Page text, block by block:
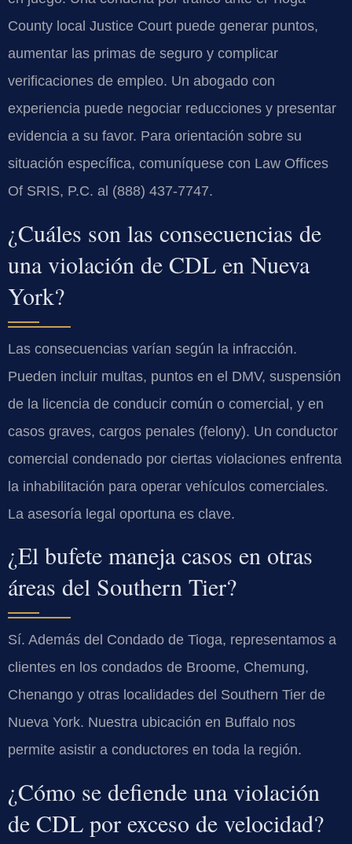
County local Justice Court puede generar puntos,
aumentar las primas de seguro y complicar
verificaciones de empleo. Un abogado con
experiencia puede negociar reducciones y presentar
evidencia a su favor. Para orientación sobre su
situación específica, comuníquese con Law Offices
Of SRIS, P.C. al (888) 437-7747.
¿Cuáles son las consecuencias de
una violación de CDL en Nueva
York?
Las consecuencias varían según la infracción.
Pueden incluir multas, puntos en el DMV, suspensión
de la licencia de conducir común o comercial, y en
casos graves, cargos penales (felony). Un conductor
comercial condenado por ciertas violaciones enfrenta
la inhabilitación para operar vehículos comerciales.
La asesoría legal oportuna es clave.
¿El bufete maneja casos en otras
áreas del Southern Tier?
Sí. Además del Condado de Tioga, representamos a
clientes en los condados de Broome, Chemung,
Chenango y otras localidades del Southern Tier de
Nueva York. Nuestra ubicación en Buffalo nos
permite asistir a conductores en toda la región.
¿Cómo se defiende una violación
de CDL por exceso de velocidad?